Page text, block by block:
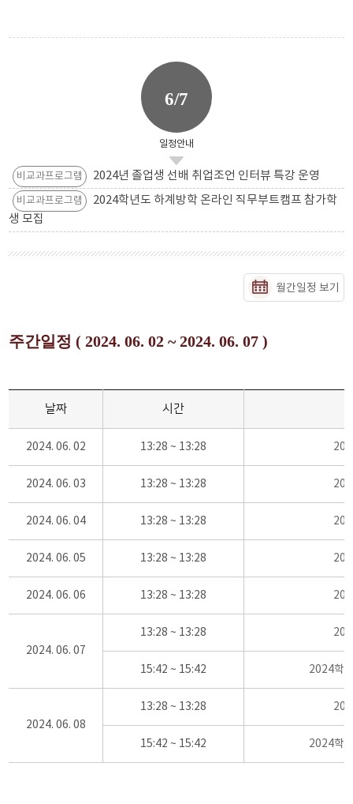
6/7
일정안내
비교과프로그램 2024년 졸업생 선배 취업조언 인터뷰 특강 운영
비교과프로그램
2024학년도 하계방학 온라인 직무부트캠프 참가학
생 모집
월간일정 보기
주간일정 ( 2024. 06. 02 ~ 2024. 06. 07 )
날짜 시간
2024. 06. 02 13:28 ~ 13:28
2024. 06. 03 13:28 ~ 13:28
2024. 06. 04 13:28 ~ 13:28
2024. 06. 05 13:28 ~ 13:28
2024. 06. 06 13:28 ~ 13:28
2024. 06. 07
13:28 ~ 13:28
15:42 ~ 15:42 2024학
2024. 06. 08
13:28 ~ 13:28
15:42 ~ 15:42 2024학